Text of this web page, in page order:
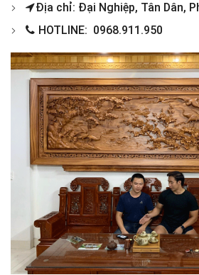
Địa chỉ: Đại Nghiệp, Tân Dân,
HOTLINE: 0968.911.950